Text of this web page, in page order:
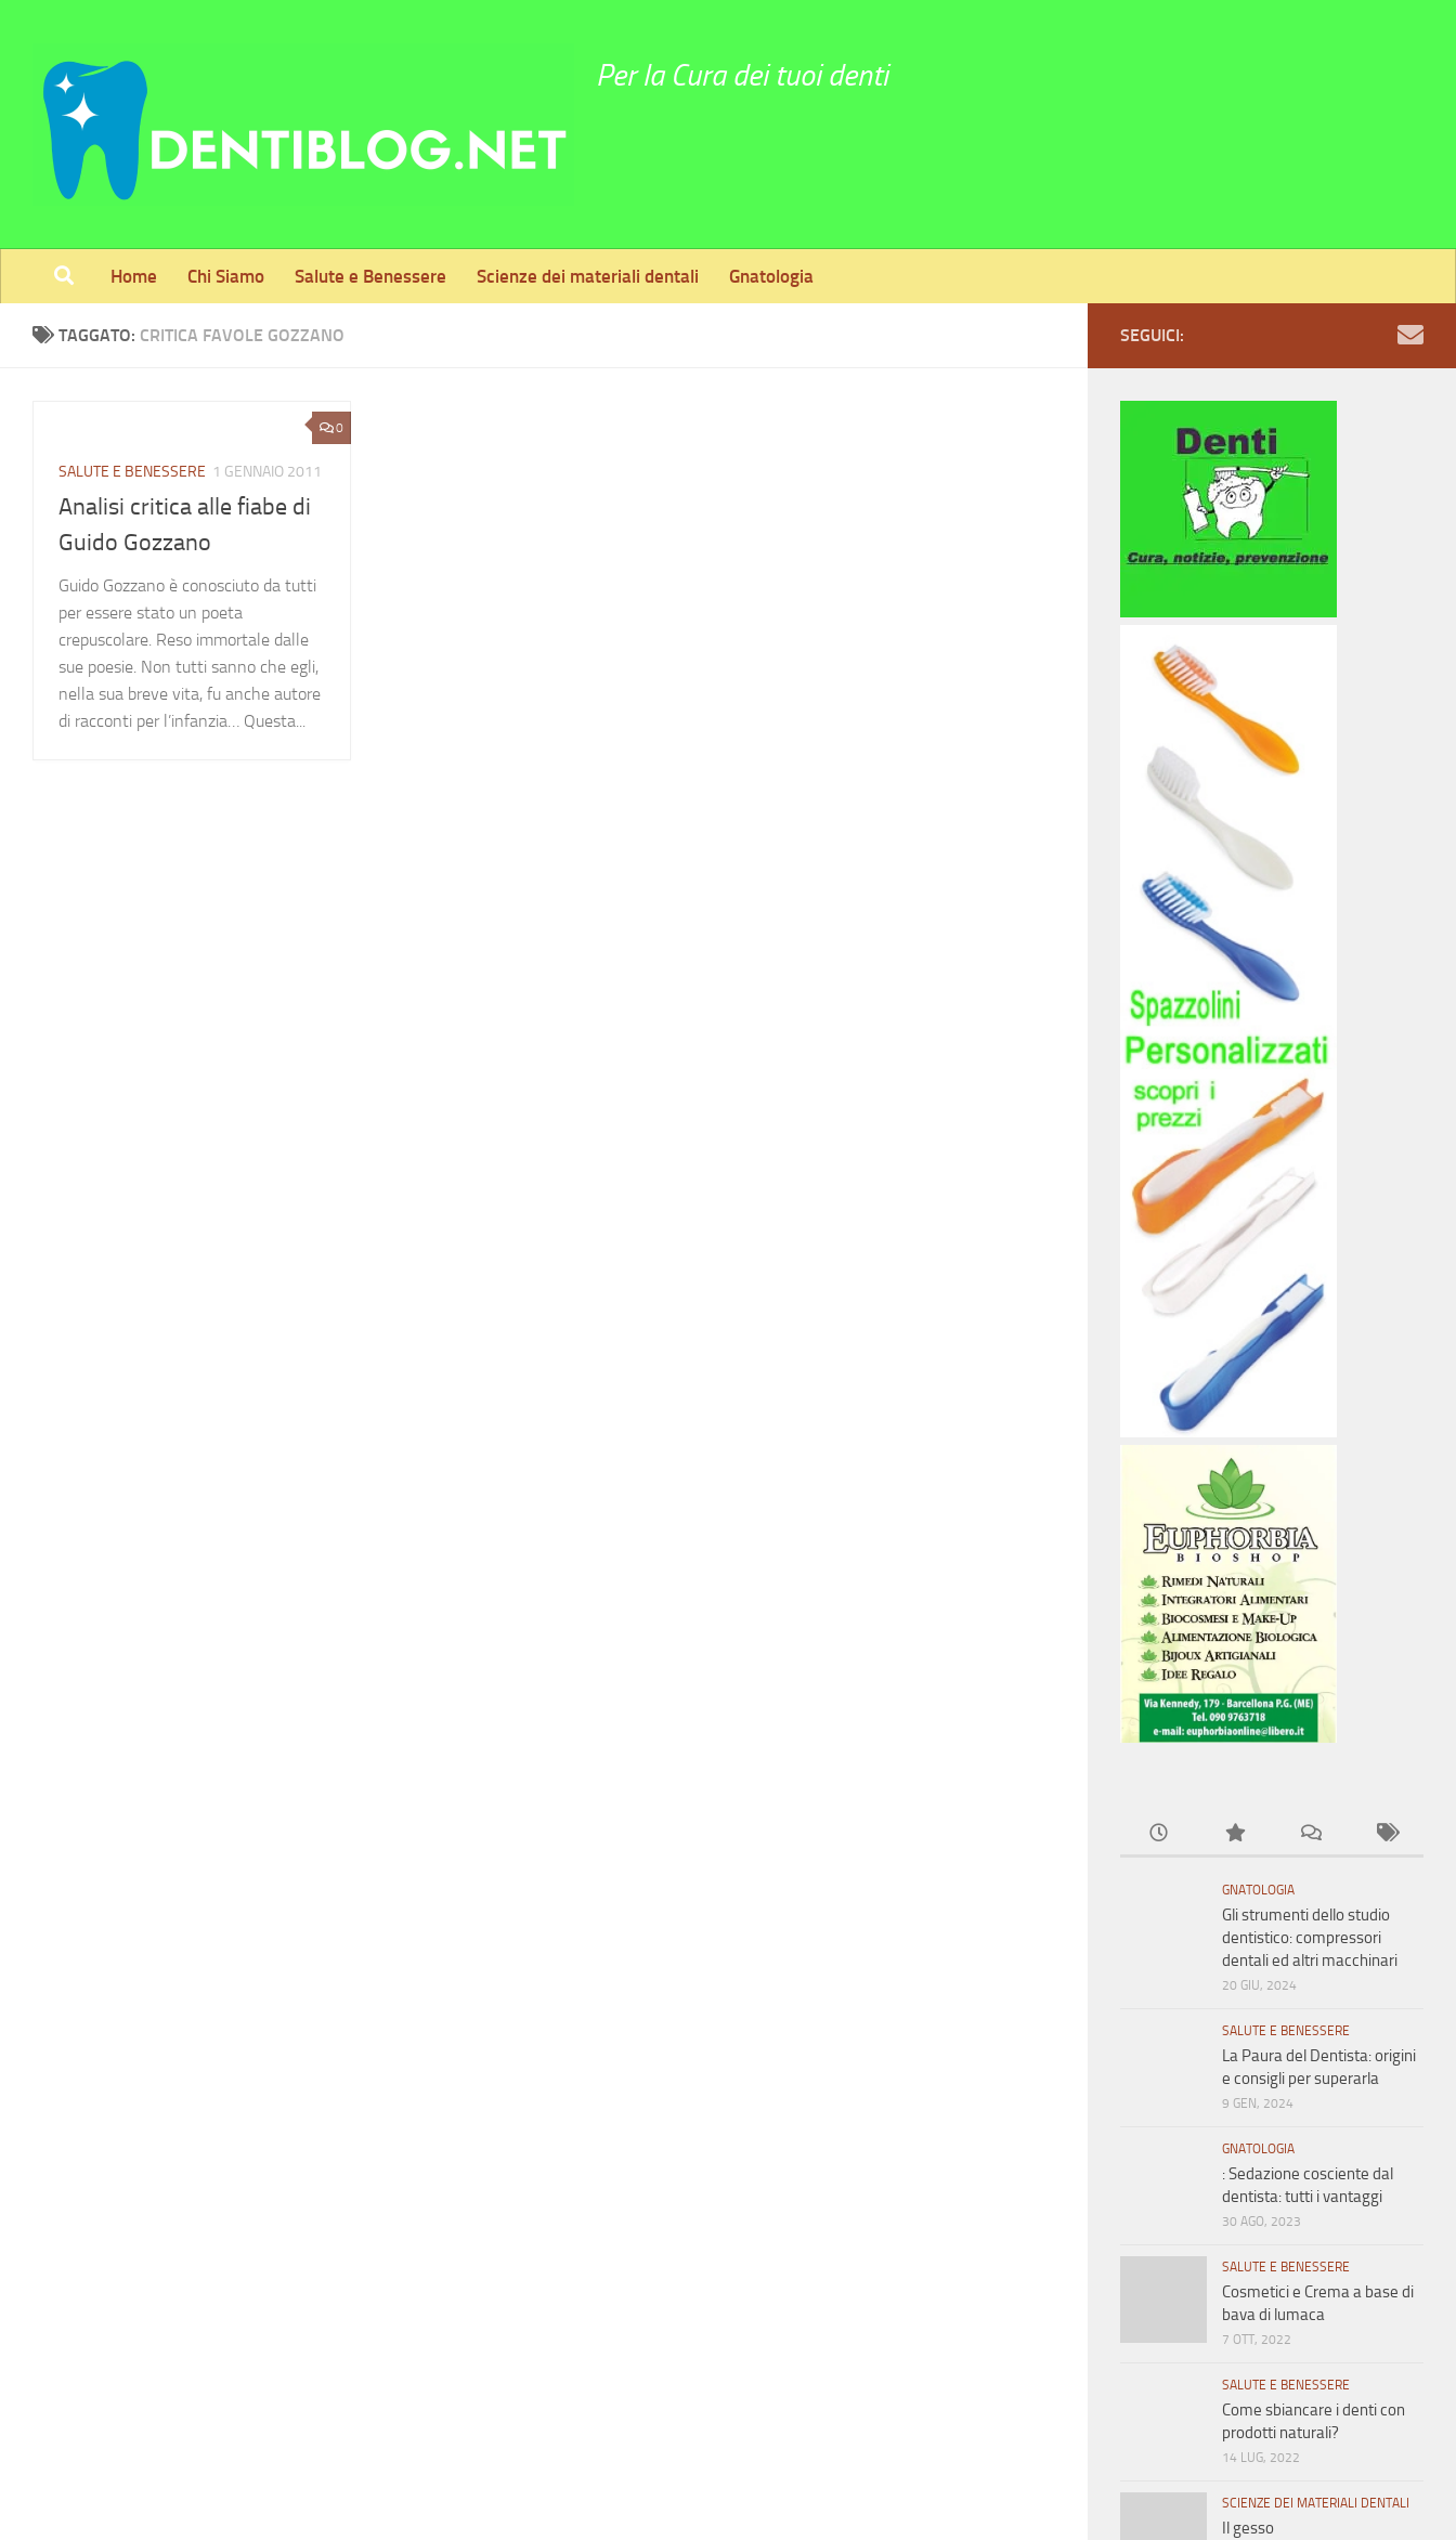
Per la Cura dei tuoi denti
Home Chi Siamo Salute e Benessere Scienze dei materiali dentali Gnatologia
TAGGATO: CRITICA FAVOLE GOZZANO
0
SALUTE E BENESSERE 1 GENNAIO 2011
Analisi critica alle fiabe di
Guido Gozzano
Guido Gozzano è conosciuto da tutti
per essere stato un poeta
crepuscolare. Reso immortale dalle
sue poesie. Non tutti sanno che egli,
nella sua breve vita, fu anche autore
di racconti per l’infanzia… Questa...
SEGUICI:
GNATOLOGIA
Gli strumenti dello studio
dentistico: compressori
dentali ed altri macchinari
20 GIU, 2024
SALUTE E BENESSERE
La Paura del Dentista: origini
e consigli per superarla
9 GEN, 2024
GNATOLOGIA
: Sedazione cosciente dal
dentista: tutti i vantaggi
30 AGO, 2023
SALUTE E BENESSERE
Cosmetici e Crema a base di
bava di lumaca
7 OTT, 2022
SALUTE E BENESSERE
Come sbiancare i denti con
prodotti naturali?
14 LUG, 2022
SCIENZE DEI MATERIALI DENTALI
Il gesso